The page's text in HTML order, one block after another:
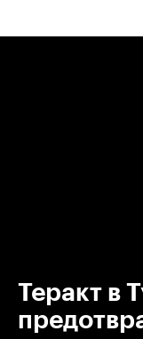
Теракт в